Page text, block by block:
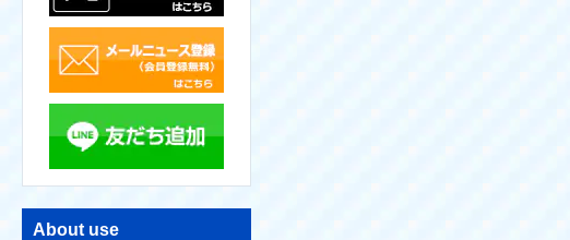
About use